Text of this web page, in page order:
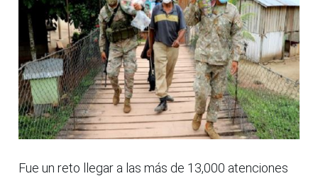
Fue un reto llegar a las más de 13,000 atenciones